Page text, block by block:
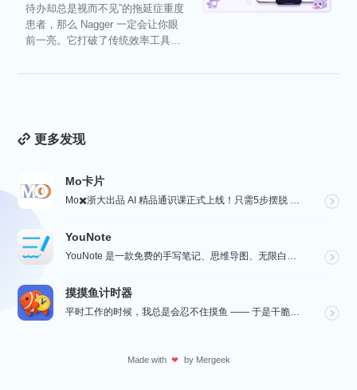
待办却总是视而不见”的拖延症重度
患者，那么 Nagger 一定会让你眼
前一亮。它打破了传统效率工具冰
更多发现
Mo卡片
Mo✖️浙大出品 AI 精品通识课正式上线！只需5步摆脱 AI 小白，初识-体验-学习-实战，玩转 ...
YouNote
YouNote 是一款免费的手写笔记、思维导图、无限白板应用。可以导入 pdf 标注。功能完全免费，...
摸摸鱼计时器
平时工作的时候，我总是会忍不住摸鱼 —— 于是干脆自己做了一个小工具，帮我统计每天到底摸了多久的鱼，...
Made with ❤ by Mergeek